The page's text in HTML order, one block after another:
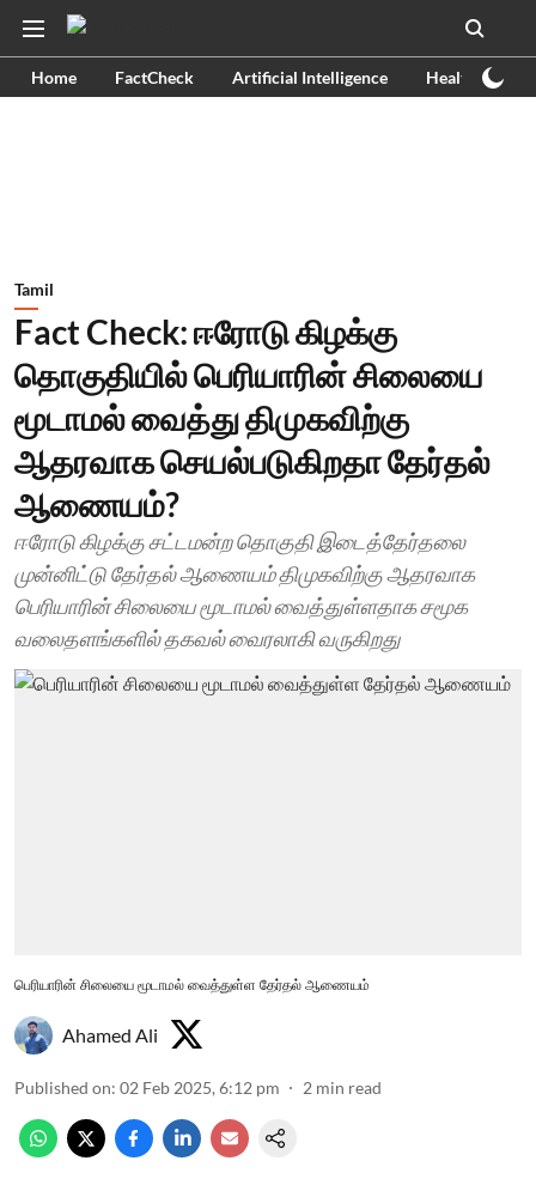
Home FactCheck Artificial Intelligence Health
Tamil
Fact Check: ஈரோடு கிழக்கு
தொகுதியில் பெரியாரின் சிலையை
மூடாமல் வைத்து திமுகவிற்கு
ஆதரவாக செயல்படுகிறதா தேர்தல்
ஆணையம்?
ஈரோடு கிழக்கு சட்டமன்ற தொகுதி இடைத்தேர்தலை
முன்னிட்டு தேர்தல் ஆணையம் திமுகவிற்கு ஆதரவாக
பெரியாரின் சிலையை மூடாமல் வைத்துள்ளதாக சமூக
வலைதளங்களில் தகவல் வைரலாகி வருகிறது
பெரியாரின் சிலையை மூடாமல் வைத்துள்ள தேர்தல் ஆணையம்
Ahamed Ali
Published on: 02 Feb 2025, 6:12 pm 2 min read